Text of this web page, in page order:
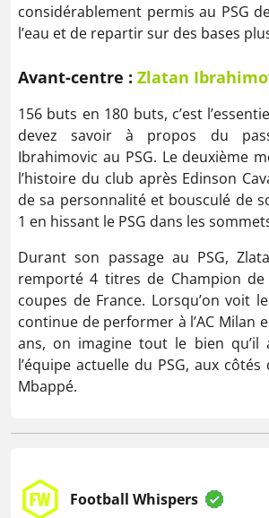
considérablement permis au PSG
l’eau et de repartir sur des bases
Avant-centre : Zlatan
156 buts en 180 buts, c’est
devez savoir à propos du
Ibrahimovic au PSG. Le deuxième
l’histoire du club après Edinson
de sa personnalité et bousculé de
1 en hissant le PSG dans les
Durant son passage au PSG,
remporté 4 titres de Champion
coupes de France. Lorsqu’on voit
continue de performer à l’AC Milan
ans, on imagine tout le bien qu’il
l’équipe actuelle du PSG, aux
Mbappé.
Football Whispers